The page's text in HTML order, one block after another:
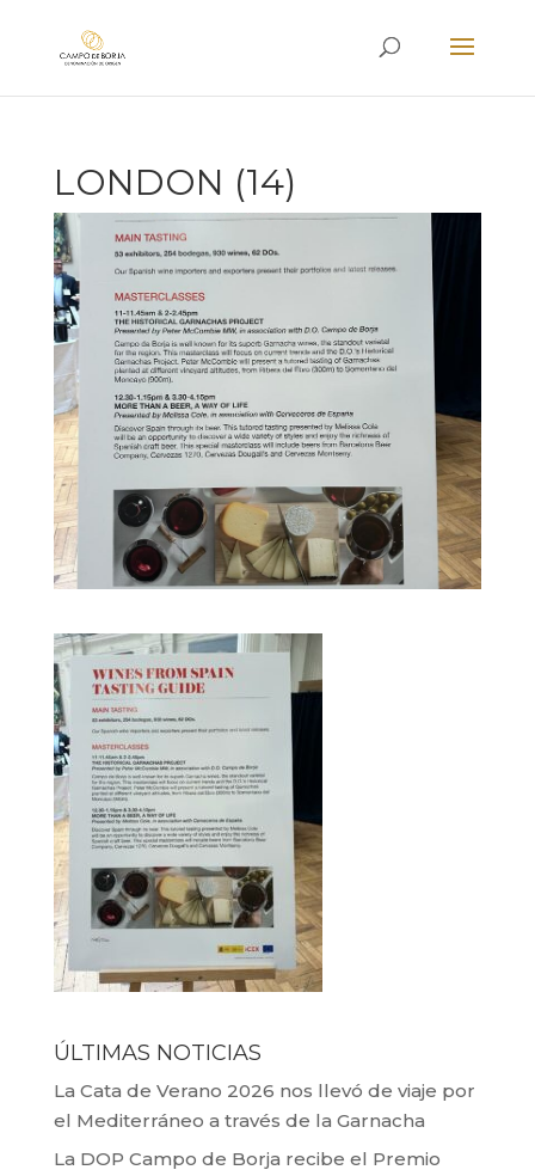
LONDON (14)
ÚLTIMAS NOTICIAS
La Cata de Verano 2026 nos llevó de viaje por
el Mediterráneo a través de la Garnacha
La DOP Campo de Borja recibe el Premio